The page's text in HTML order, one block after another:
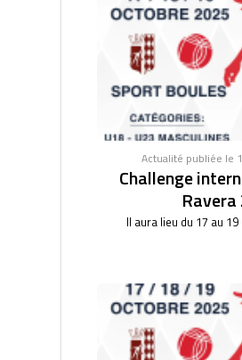
Actualité publiée le
Challenge
Il aura lieu du 17 au